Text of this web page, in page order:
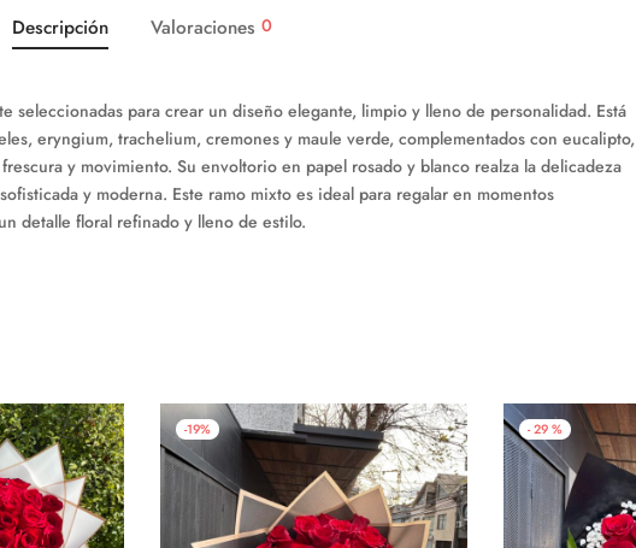
Descripción Valoraciones 0
seleccionadas para crear un diseño elegante, limpio y lleno de personalidad. Está
eryngium, trachelium, cremones y maule verde, complementados con eucalipto,
y movimiento. Su envoltorio en papel rosado y blanco realza la delicadeza
y moderna. Este ramo mixto es ideal para regalar en momentos
detalle floral refinado y lleno de estilo.
-19% - 29 %